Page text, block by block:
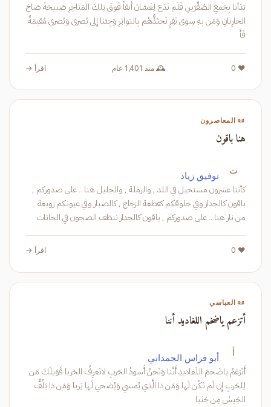
بَدَأنا بِجَمعِ الصُفَّرَينِ فَلَم نَدَع لِغَسّانَ أَنفاً فَوقَ تِلكَ المَناخِرِ صَبيحَةَ صَاحَ
الحارِثانِ وَمَن بِهِ سِوى نَفِرٍ نَجتَذُّهُم بِالبَواتِرِ وَجِئنا إِلى بُصرى وَبُصرى مُقيمَةٌ
فَأَ
❤️ 0 🕰️ منذ 1,401 عام اقرأ →
📜 المعاصرون
هنا باقون
ت توفيق زياد
كأننا عشرون مستحيل في اللد , والرملة , والجليل هنا .. غلى صدوركم ,
باقون كالجدار وفي حلوقكم كقطعة الزجاج , كالصبار وفي عيونكم زوبعة
من نار هنا .. على صدوركم , باقون كالجدار ننظف الصحون في الحانات
❤️ 0 اقرأ →
📜 العباسي
أتزعم ياضخم اللغاديد أننا
أ أبو فراس الحمداني
أَتَزعَمُ ياضَخمَ اللَغاديدِ أَنَّنا وَنَحنُ أُسودُ الحَربِ لانَعرِفُ الحَربا فَوَيلَكَ مَن
لِلحَربِ إِن لَم نَكُن لَها وَمَن ذا الَّذي يُمسي وَيُضحي لَها تِربا وَمَن ذا يَلُفُّ
الجَيشَ مِن جَنَبا